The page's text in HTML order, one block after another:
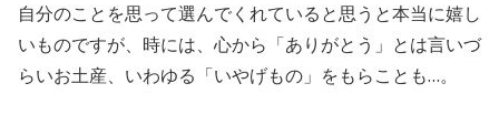
自分のことを思って選んでくれていると思うと本当に嬉し
いものですが、時には、心から「ありがとう」とは言いづ
らいお土産、いわゆる「いやげもの」をもらことも…。